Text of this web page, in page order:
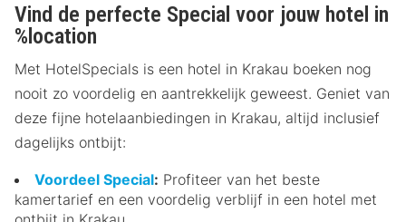
Vind de perfecte Special voor jouw hotel in
%location
Met HotelSpecials is een hotel in Krakau boeken nog
nooit zo voordelig en aantrekkelijk geweest. Geniet van
deze fijne hotelaanbiedingen in Krakau, altijd inclusief
dagelijks ontbijt:
Voordeel Special: Profiteer van het beste
kamertarief en een voordelig verblijf in een hotel met